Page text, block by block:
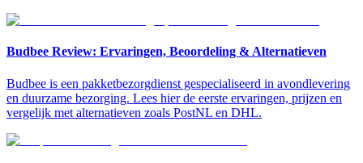
Budbee Review: Ervaringen, Beoordeling & Alternatieven
Budbee is een pakketbezorgdienst gespecialiseerd in avondlevering
en duurzame bezorging. Lees hier de eerste ervaringen, prijzen en
vergelijk met alternatieven zoals PostNL en DHL.